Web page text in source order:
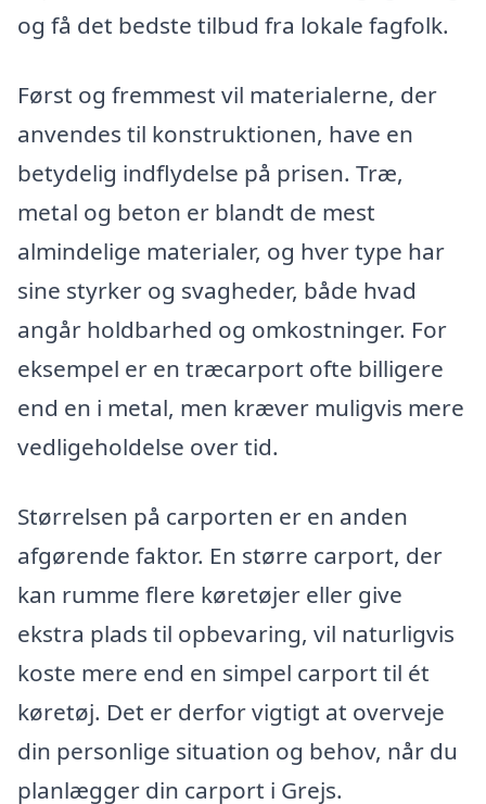
og få det bedste tilbud fra lokale fagfolk.
Først og fremmest vil materialerne, der
anvendes til konstruktionen, have en
betydelig indflydelse på prisen. Træ,
metal og beton er blandt de mest
almindelige materialer, og hver type har
sine styrker og svagheder, både hvad
angår holdbarhed og omkostninger. For
eksempel er en træcarport ofte billigere
end en i metal, men kræver muligvis mere
vedligeholdelse over tid.
Størrelsen på carporten er en anden
afgørende faktor. En større carport, der
kan rumme flere køretøjer eller give
ekstra plads til opbevaring, vil naturligvis
koste mere end en simpel carport til ét
køretøj. Det er derfor vigtigt at overveje
din personlige situation og behov, når du
planlægger din carport i Grejs.